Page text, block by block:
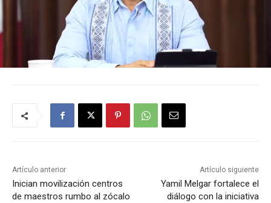
Artículo anterior
Inician movilización centros
de maestros rumbo al zócalo
Artículo siguiente
Yamil Melgar fortalece el
diálogo con la iniciativa